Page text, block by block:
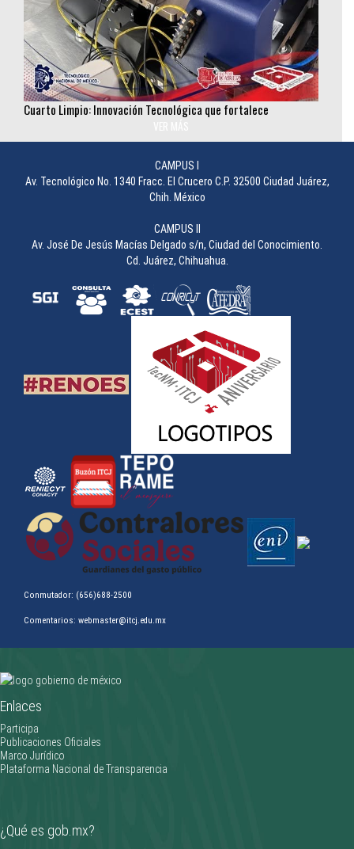
Cuarto Limpio: Innovación Tecnológica que fortalece
investigación en semiconductores
Concurso de Carteles durante la 49 Semana Académica
Clifford Gardner triunfa en la Olimpiada Nacional CONADE 2026
CAMPUS I
Av. Tecnológico No. 1340 Fracc. El Crucero C.P. 32500 Ciudad Juárez,
Chih. México
CAMPUS II
Av. José De Jesús Macías Delgado s/n, Ciudad del Conocimiento.
Cd. Juárez, Chihuahua.
Conmutador: (656)688-2500
Comentarios: webmaster@itcj.edu.mx
Enlaces
Participa
Publicaciones Oficiales
Marco Jurídico
Plataforma Nacional de Transparencia
¿Qué es gob.mx?